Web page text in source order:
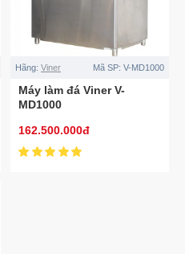
Hãng: Viner Mã SP: V-MD1000
Máy làm đá Viner V-
MD1000
162.500.000đ